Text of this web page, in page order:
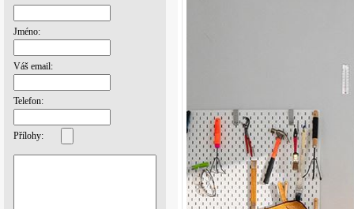
Jméno:
Váš email:
Telefon:
Přílohy: